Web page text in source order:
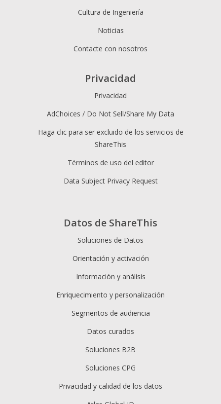
Datos de ShareThis
Soluciones de Datos
Orientación y activación
Información y análisis
Enriquecimiento y personalización
Segmentos de audiencia
Datos curados
Soluciones B2B
Soluciones CPG
Privacidad y calidad de los datos
Cultura de Ingeniería
Noticias
Contacte con nosotros
Privacidad
Privacidad
AdChoices / Do Not Sell/Share My Data
Haga clic para ser excluido de los servicios de
ShareThis
Términos de uso del editor
Data Subject Privacy Request